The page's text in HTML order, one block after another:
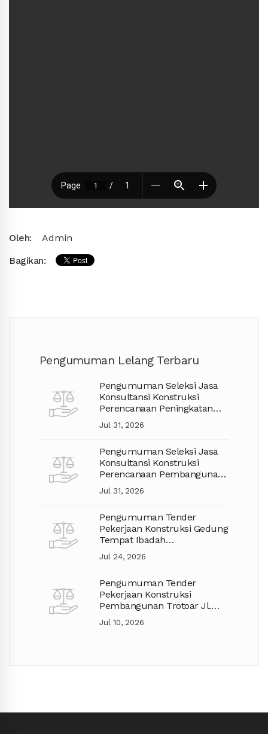
Oleh:
Admin
Bagikan:
Pengumuman Lelang Terbaru
Pengumuman Seleksi Jasa
Konsultansi Konstruksi
Perencanaan Peningkatan
Jalan APBD TA. 2027
Jul 31, 2026
Pengumuman Seleksi Jasa
Konsultansi Konstruksi
Perencanaan Pembangunan
Jalan TA. 2027
Jul 31, 2026
Pengumuman Tender
Pekerjaan Konstruksi Gedung
Tempat Ibadah
Pembangunan Mushola
Jul 24, 2026
Pengumuman Tender
Pekerjaan Konstruksi
Pembangunan Trotoar Jl.
Gajah Mada Kec. Pontianak
Selatan (Lanjutan)
Jul 10, 2026